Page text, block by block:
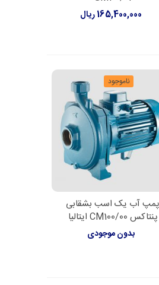
165,400,000 ریال
ناموجود
اطلاعات بیشتر
پمپ آب یک اسب بشقابی
پنتاکس CM100/00 ایتالیا
بدون موجودی